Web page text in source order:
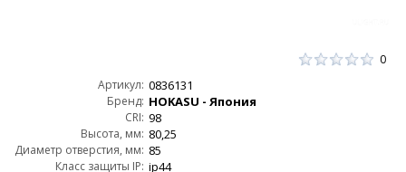
0
Артикул: 0836131
Бренд: HOKASU - Япония
CRI: 98
Высота, мм: 80,25
Диаметр отверстия, мм: 85
Класс защиты IP: ip44